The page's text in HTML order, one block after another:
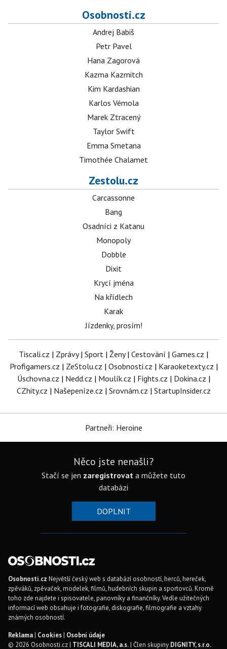
Osobnosti.cz
Andrej Babiš
Petr Pavel
Hana Zagorová
Kazma Kazmitch
Kim Kardashian
Karlos Vémola
Marek Ztracený
Taylor Swift
Emma Smetana
Timothée Chalamet
Zestolu.cz
Carcassonne
Bang
Osadníci z Katanu
Monopoly
Dobble
Dixit
Krycí jména
Na křídlech
Karak
Jízdenky, prosím!
Tiscali.cz | Zprávy| Sport | Ženy| Cestování | Games.cz |
Profigamers.cz | ZeStolu.cz | Osobnosti.cz | Karaoketexty.cz |
Úschovna.cz | Nedd.cz | Moulík.cz | Fights.cz | Dokina.cz |
CZhity.cz | Našepeníze.cz | Srovnám.cz | StartupInsider.cz
Partneři: Heroine
Něco jste nenašli?
Stačí se jen zaregistrovat a můžete tuto
databázi
DOPLNIT
Osobnosti.cz Největší český web s databází osobností, herců, hereček,
zpěváků, zpěvaček, modelek, filmů, hudebních skupin a sportovců. Kromě
toho zde najdete i spisovatele, panovníky a finančníky. Vedle užitečných
informací web obsahuje i fotografie, diskografie, filmografie a vztahy
známých osobností.
Reklama| Cookies| Osobní údaje
© 2026 Osobnosti.cz | TISCALI MEDIA, a.s.| Člen skupiny DIGNITY, s.r.o.